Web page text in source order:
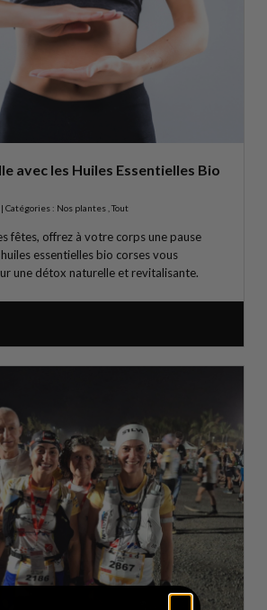
avec les Huiles Essentielles Bio
Catégories : Nos plantes Tout
fêtes, offrez à votre corps une pause
essentielles bio corses vous
une détox naturelle et revitalisante.